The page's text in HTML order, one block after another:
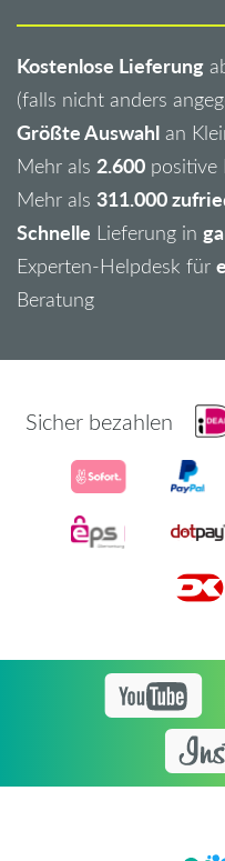
Kostenlose Lieferung
(falls nicht anders
Größte Auswahl an
Mehr als 2.600 positive
Mehr als 311.000
Schnelle Lieferung in
Experten-Helpdesk für
Beratung
Sicher bezahlen